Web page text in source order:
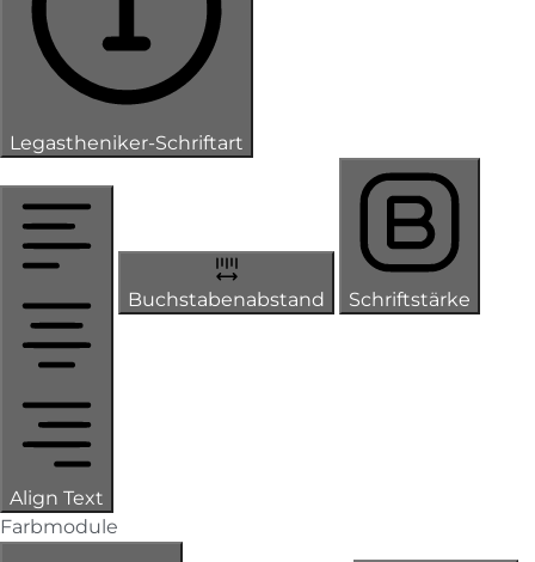
Legastheniker-Schriftart
Align Text
Buchstabenabstand Schriftstärke
Farbmodule